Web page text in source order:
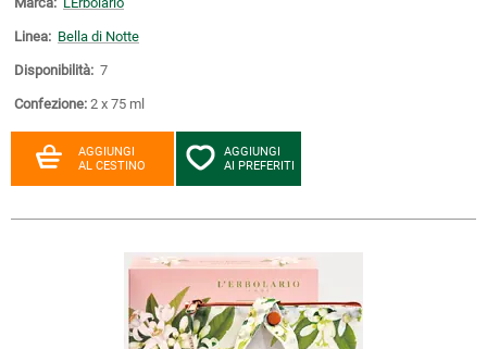
Linea: Bella di Notte
Disponibilità: 7
Confezione: 2 x 75 ml
AGGIUNGI
AL CESTINO
AGGIUNGI
AI PREFERITI